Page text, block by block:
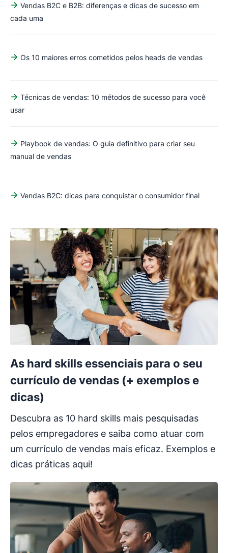
Vendas B2C e B2B: diferenças e dicas de sucesso em
cada uma
Os 10 maiores erros cometidos pelos heads de vendas
Técnicas de vendas: 10 métodos de sucesso para você
usar
Playbook de vendas: O guia definitivo para criar seu
manual de vendas
Vendas B2C: dicas para conquistar o consumidor final
As hard skills essenciais para o seu
currículo de vendas (+ exemplos e
dicas)
Descubra as 10 hard skills mais pesquisadas
pelos empregadores e saiba como atuar com
um currículo de vendas mais eficaz. Exemplos e
dicas práticas aqui!